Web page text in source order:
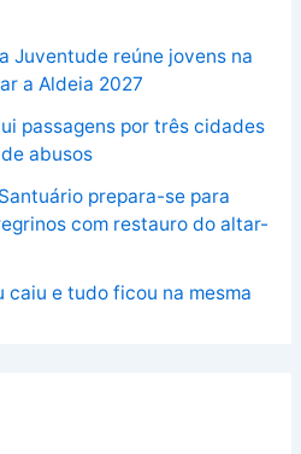
Juventude reúne jovens na
a Aldeia 2027
passagens por três cidades
abusos
prepara-se para
com restauro do altar-
caiu e tudo ficou na mesma